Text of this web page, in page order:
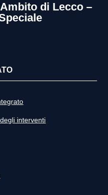
di Lecco –
interventi